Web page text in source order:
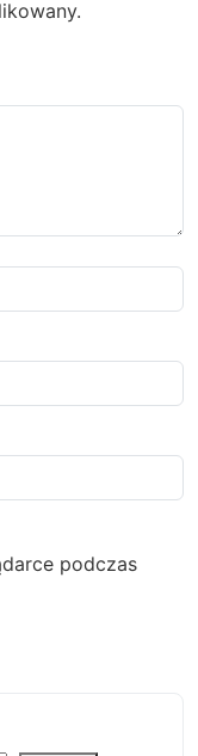
podczas